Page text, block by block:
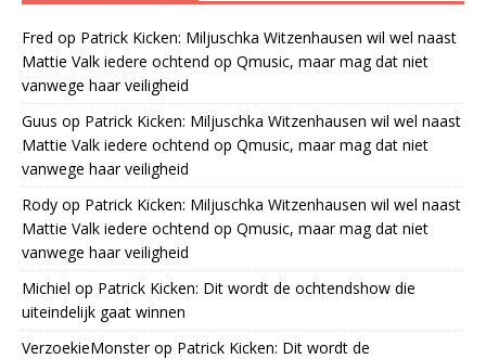
Fred op Patrick Kicken: Miljuschka Witzenhausen wil wel naast
Mattie Valk iedere ochtend op Qmusic, maar mag dat niet
vanwege haar veiligheid
Guus op Patrick Kicken: Miljuschka Witzenhausen wil wel naast
Mattie Valk iedere ochtend op Qmusic, maar mag dat niet
vanwege haar veiligheid
Rody op Patrick Kicken: Miljuschka Witzenhausen wil wel naast
Mattie Valk iedere ochtend op Qmusic, maar mag dat niet
vanwege haar veiligheid
Michiel op Patrick Kicken: Dit wordt de ochtendshow die
uiteindelijk gaat winnen
VerzoekieMonsterop Patrick Kicken: Dit wordt de